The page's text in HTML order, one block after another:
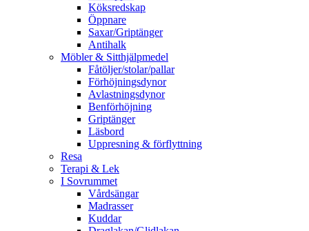
Köksredskap
Öppnare
Saxar/Griptänger
Antihalk
Möbler & Sitthjälpmedel
Fåtöljer/stolar/pallar
Förhöjningsdynor
Avlastningsdynor
Benförhöjning
Griptänger
Läsbord
Uppresning & förflyttning
Resa
Terapi & Lek
I Sovrummet
Vårdsängar
Madrasser
Kuddar